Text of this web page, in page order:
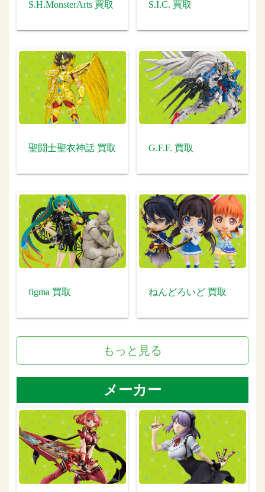
S.H.MonsterArts 買取 S.I.C. 買取
聖闘士聖衣神話 買取 G.F.F. 買取
figma 買取 ねんどろいど 買取
もっと見る
メーカー